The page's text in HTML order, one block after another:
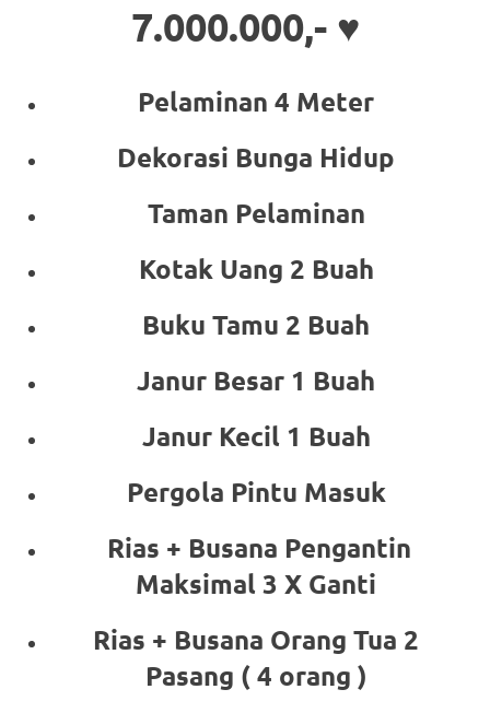
7.000.000,- ♥
Pelaminan 4 Meter
Dekorasi Bunga Hidup
Taman Pelaminan
Kotak Uang 2 Buah
Buku Tamu 2 Buah
Janur Besar 1 Buah
Janur Kecil 1 Buah
Pergola Pintu Masuk
Rias + Busana Pengantin
Maksimal 3 X Ganti
Rias + Busana Orang Tua 2
Pasang ( 4 orang )